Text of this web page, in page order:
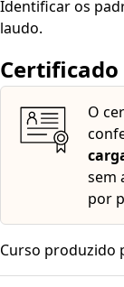
Identificar os
laudo.
Certificado
O
sem
por
Curso produzido